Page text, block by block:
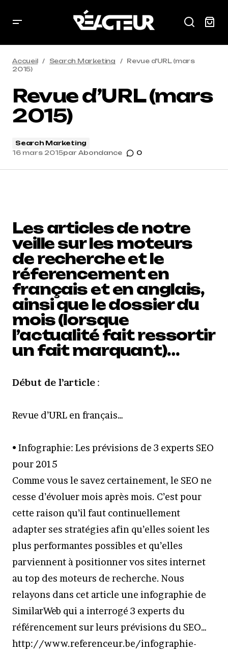
Accueil Search Marketing
Revue d’URL (mars
2015)
Revue d’URL (mars
2015)
Search Marketing
16 mars 2015par Abondance 0
Les articles de notre
veille sur les moteurs
de recherche et le
réferencement en
français et en anglais,
ainsi que le dossier du
mois (lorsque
l’actualité fait ressortir
un fait marquant)…
Début de l’article :
Revue d’URL en français…
• Infographie: Les prévisions de 3 experts SEO
pour 2015
Comme vous le savez certainement, le SEO ne
cesse d’évoluer mois après mois. C’est pour
cette raison qu’il faut continuellement
adapter ses stratégies afin qu’elles soient les
plus performantes possibles et qu’elles
parviennent à positionner vos sites internet
au top des moteurs de recherche. Nous
relayons dans cet article une infographie de
SimilarWeb qui a interrogé 3 experts du
référencement sur leurs prévisions du SEO…
http://www.referenceur.be/infographie-